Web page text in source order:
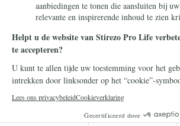
Stirezo Pro Life is een project van Stichting
Christiana - een stichting zonder
in Heilig Landstichting werd opgericht.
gebruiken voor dit project of een ander
overeenstemming met onze statutaire
© 2026 Stichting Civitas Christiana